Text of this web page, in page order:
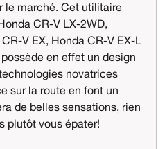
le marché. Cet utilitaire
CR-V LX-2WD,
V EX, Honda CR-V EX-L
en effet un design
novatrices
sur la route en font un
de belles sensations, rien
plutôt vous épater!